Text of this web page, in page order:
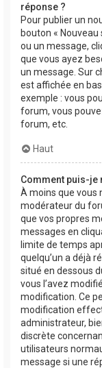
réponse ?
Pour publier un
bouton «
ou un message,
que vous ayez
un message. Sur
est affichée en
exemple : vous
forum, vous
forum, etc.
Haut
Comment puis-je
À moins que vous
modérateur du
que vos propres
messages en
limite de temps
quelqu’un a déjà
situé en dessous
vous l’avez
modification. Ce
modification
administrateur,
discrète
utilisateurs
message si une